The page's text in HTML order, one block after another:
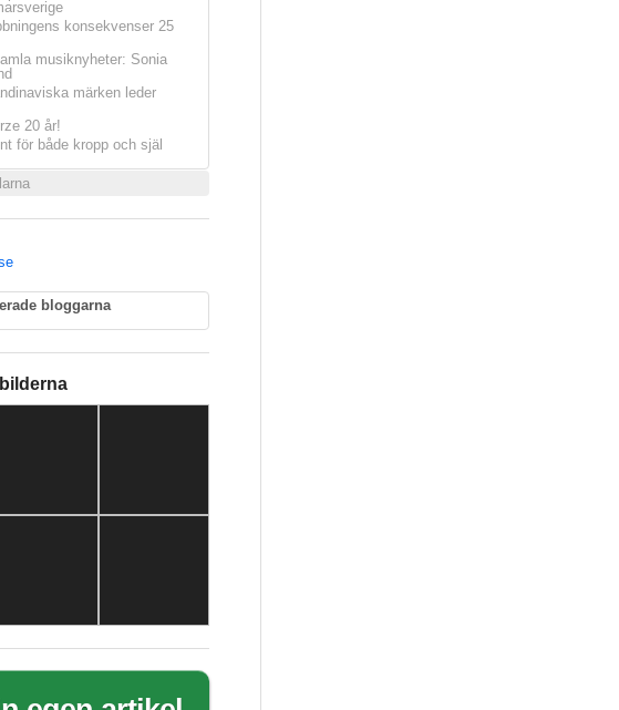
konsekvenser 25
musiknyheter: Sonia
märken leder
20 år!
för både kropp och själ
bloggarna